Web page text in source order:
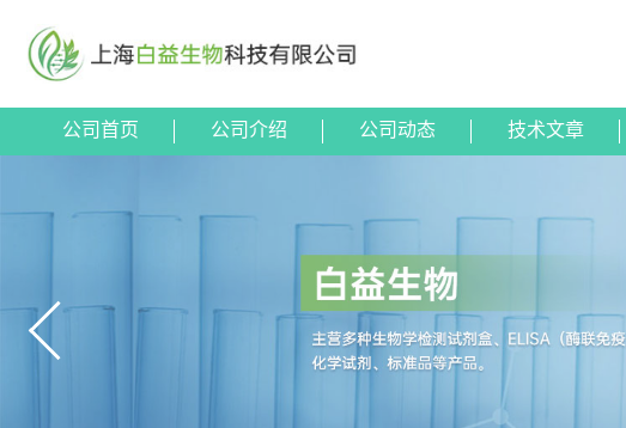
公司首页 公司介绍 公司动态 技术文章